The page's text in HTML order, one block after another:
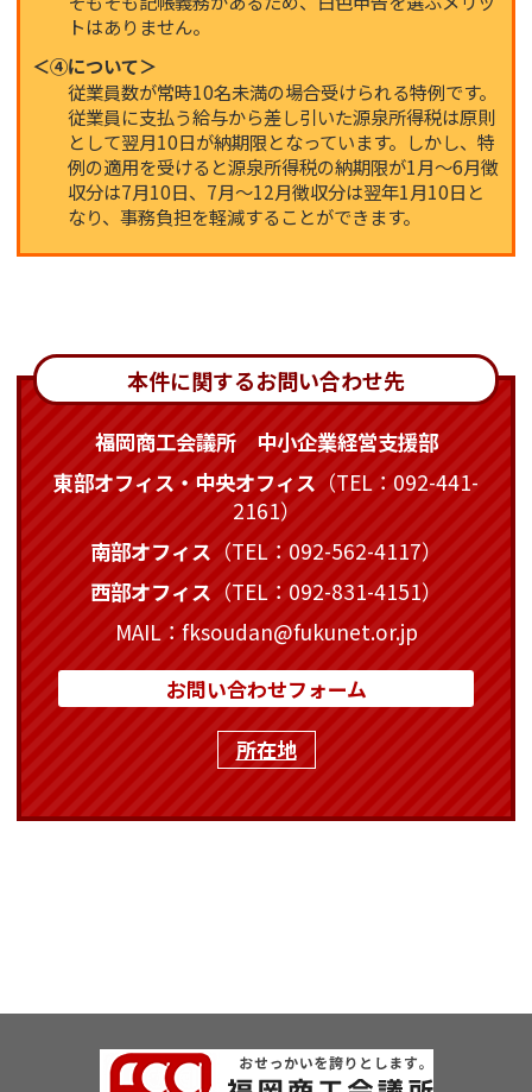
トはありません。
＜④について＞
従業員数が常時10名未満の場合受けられる特例です。
従業員に支払う給与から差し引いた源泉所得税は原則
として翌月10日が納期限となっています。しかし、特
例の適用を受けると源泉所得税の納期限が1月～6月徴
収分は7月10日、7月～12月徴収分は翌年1月10日と
なり、事務負担を軽減することができます。
本件に関するお問い合わせ先
福岡商工会議所 中小企業経営支援部
東部オフィス・中央オフィス （TEL：092-441-
2161）
南部オフィス （TEL：092-562-4117）
西部オフィス （TEL：092-831-4151）
MAIL：fksoudan@fukunet.or.jp
お問い合わせフォーム
所在地